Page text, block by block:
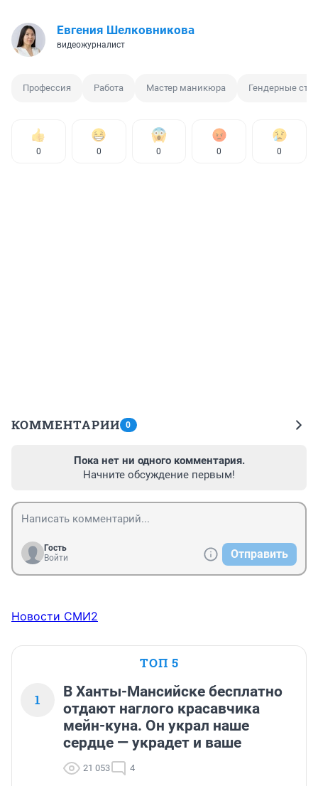
Евгения Шелковникова
видеожурналист
Профессия Работа Мастер маникюра Гендерные
0 0 0 0 0
КОММЕНТАРИИ 0
Пока нет ни одного комментария.
Начните обсуждение первым!
Гость
Войти
Отправить
Новости СМИ2
ТОП 5
1
В Ханты-Мансийске бесплатно
отдают наглого красавчика
мейн-куна. Он украл наше
сердце — украдет и ваше
21 053 4